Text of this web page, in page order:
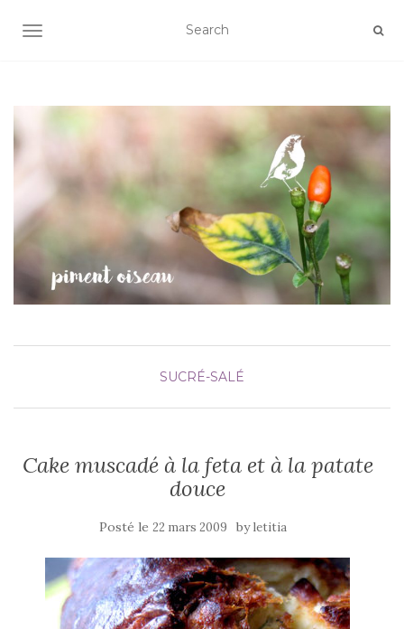
AFFICHER/MASQUER LA NAVIGATION
SUCRÉ-SALÉ
Cake muscadé à la feta et à la patate
douce
Posté le 22 mars 2009 byletitia